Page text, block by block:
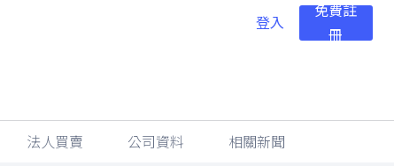
登入
免費註
冊
法人買賣 公司資料 相關新聞